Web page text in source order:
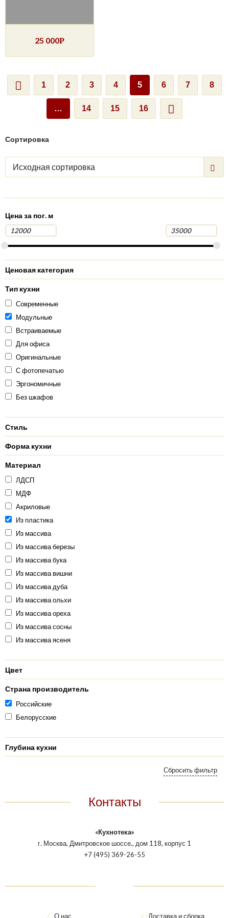
25 000Р
1 2 3 4 5 6 7 8
… 14 15 16
Сортировка
Исходная сортировка
Цена за пог. м
Ценовая категория
Тип кухни
Современные
Модульные
Встраиваемые
Для офиса
Оригинальные
С фотопечатью
Эргономичные
Без шкафов
Стиль
Форма кухни
Материал
ЛДСП
МДФ
Акриловые
Из пластика
Из массива
Из массива березы
Из массива бука
Из массива вишни
Из массива дуба
Из массива ольхи
Из массива ореха
Из массива сосны
Из массива ясеня
Цвет
Страна производитель
Российские
Белорусские
Глубина кухни
Контакты
«Кухнотека»
г. Москва, Дмитровское шоссе., дом 118, корпус 1
+7 (495) 369-26-55
О нас Доставка и сборка